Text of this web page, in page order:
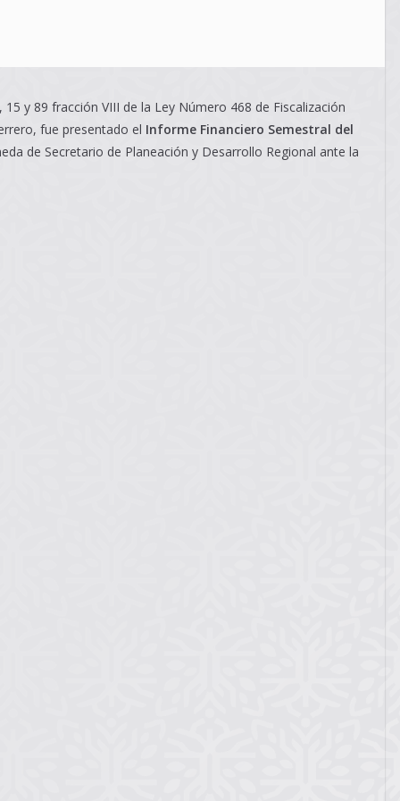
y 89 fracción VIII de la Ley Número 468 de Fiscalización
fue presentado el Informe Financiero Semestral del
de Secretario de Planeación y Desarrollo Regional ante la